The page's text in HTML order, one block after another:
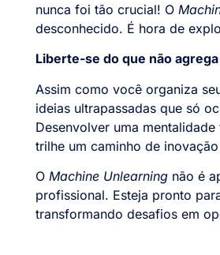
nunca foi tão crucial! O
desconhecido. É hora de
Liberte-se do que não agrega
Assim como você organiza
ideias ultrapassadas que só
Desenvolver uma
trilhe um caminho de
O Machine Unlearning não é
profissional. Esteja pronto
transformando desafios em